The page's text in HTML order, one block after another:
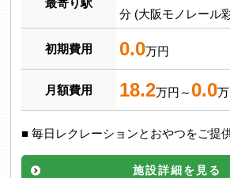
最寄り駅
分 (大阪モノレール
初期費用 0.0万円
月額費用 18.2万円～ 0.0
■ 毎日レクレーションとおやつをご提
施設詳細を見る